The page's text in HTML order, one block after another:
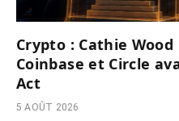
Crypto : Cathie
Coinbase et Circle
Act
5 AOÛT 2026